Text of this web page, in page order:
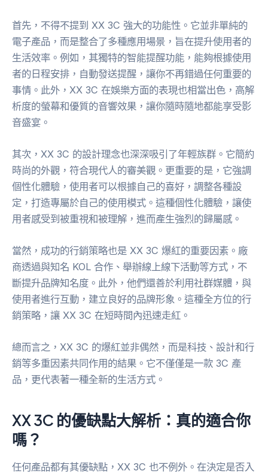
首先，不得不提到 XX 3C 強大的功能性。它並非單純的
電子產品，而是整合了多種應用場景，旨在提升使用者的
生活效率。例如，其獨特的智能提醒功能，能夠根據使用
者的日程安排，自動發送提醒，讓你不再錯過任何重要的
事情。此外，XX 3C 在娛樂方面的表現也相當出色，高解
析度的螢幕和優質的音響效果，讓你隨時隨地都能享受影
音盛宴。
其次，XX 3C 的設計理念也深深吸引了年輕族群。它簡約
時尚的外觀，符合現代人的審美觀。更重要的是，它強調
個性化體驗，使用者可以根據自己的喜好，調整各種設
定，打造專屬於自己的使用模式。這種個性化體驗，讓使
用者感受到被重視和被理解，進而產生強烈的歸屬感。
當然，成功的行銷策略也是 XX 3C 爆紅的重要因素。廠
商透過與知名 KOL 合作、舉辦線上線下活動等方式，不
斷提升品牌知名度。此外，他們還善於利用社群媒體，與
使用者進行互動，建立良好的品牌形象。這種全方位的行
銷策略，讓 XX 3C 在短時間內迅速走紅。
總而言之，XX 3C 的爆紅並非偶然，而是科技、設計和行
銷等多重因素共同作用的結果。它不僅僅是一款 3C 產
品，更代表著一種全新的生活方式。
XX 3C 的優缺點大解析：真的適合你
嗎？
任何產品都有其優缺點，XX 3C 也不例外。在決定是否入